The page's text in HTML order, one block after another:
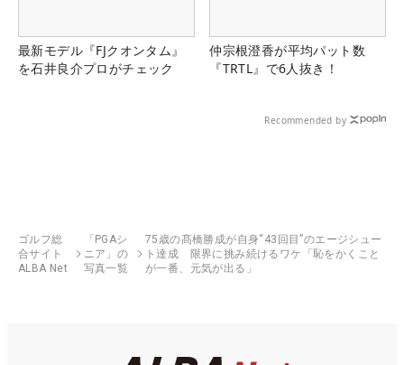
最新モデル『FJクオンタム』
を石井良介プロがチェック
仲宗根澄香が平均パット数
『TRTL』で6人抜き！
Recommended by
ゴルフ総
合サイト
ALBA Net
「PGAシ
ニア」の
写真一覧
75歳の髙橋勝成が自身“43回目”のエージシュー
ト達成 限界に挑み続けるワケ「恥をかくこと
が一番、元気が出る」